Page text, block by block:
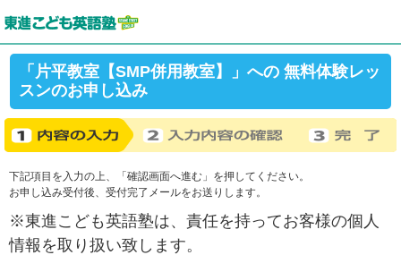
「片平教室【SMP併用教室】」への 無料体験レッ
スンのお申し込み
下記項目を入力の上、「確認画面へ進む」を押してください。
お申し込み受付後、受付完了メールをお送りします。
※東進こども英語塾は、責任を持ってお客様の個人
情報を取り扱い致します。